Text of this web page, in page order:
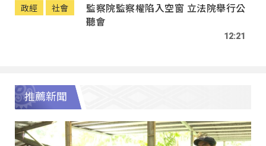
政經 社會
監察院監察權陷入空窗 立法院舉行公
聽會
12:21
推薦新聞